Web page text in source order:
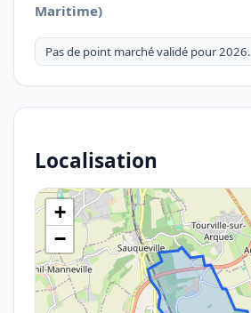
Maritime)
Pas de point marché validé pour 2026.
Localisation
+
−